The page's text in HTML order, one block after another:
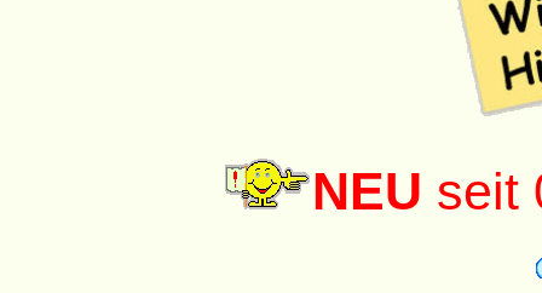
NEU seit